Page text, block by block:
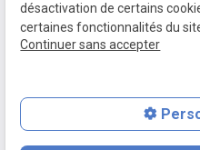
désactivation de certains
certaines fonctionnalités du
Continuer sans accepter